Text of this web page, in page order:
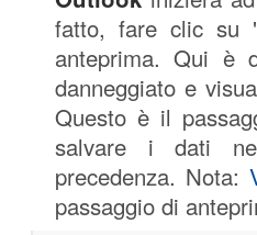
fatto, fare clic su
anteprima. Qui è
danneggiato e
Questo è il
salvare i dati
precedenza. Nota:
passaggio di